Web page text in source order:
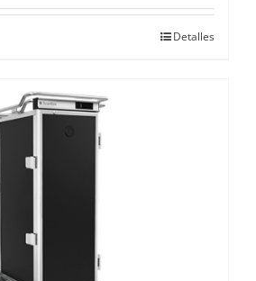
Detalles